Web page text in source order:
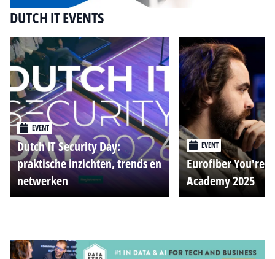
DUTCH IT EVENTS
EVENT
Dutch IT Security Day:
praktische inzichten, trends en
netwerken
EVENT
Eurofiber You're
Academy 2025